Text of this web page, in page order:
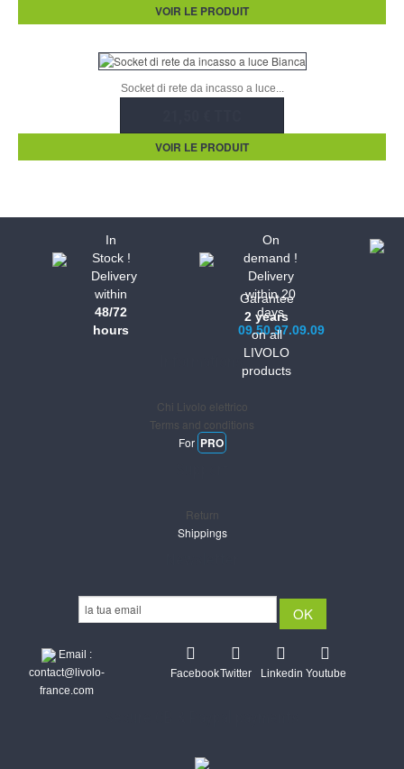
VOIR LE PRODUIT
Socket di rete da incasso a luce...
VOIR LE PRODUIT
In
Stock !
Delivery
within
48/72
hours
On
demand !
Delivery
within 20
days
09.50.97.09.09
Garantee
2 years
on all
LIVOLO
products
Chi Livolo elettrico
Terms and conditions
For PRO
Return
Shippings
Email :
contact@livolo-
france.com
FacebookTwitter Linkedin Youtube